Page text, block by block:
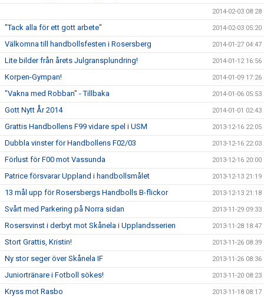
2014-02-03 08:28
"Tack alla för ett gott arbete" 2014-02-03 05:20
Välkomna till handbollsfesten i Rosersberg 2014-01-27 04:47
Lite bilder från årets Julgransplundring! 2014-01-12 16:56
Korpen-Gympan! 2014-01-09 17:26
"Vakna med Robban" - Tillbaka 2014-01-06 05:53
Gott Nytt År 2014 2014-01-01 02:43
Grattis Handbollens F99 vidare spel i USM 2013-12-16 22:05
Dubbla vinster för Handbollens F02/03 2013-12-16 22:03
Förlust för F00 mot Vassunda 2013-12-16 20:00
Patrice försvarar Uppland i handbollsmålet 2013-12-13 21:19
13 mål upp för Rosersbergs Handbolls B-flickor 2013-12-13 21:18
Svårt med Parkering på Norra sidan 2013-11-29 09:33
Rosersvinst i derbyt mot Skånela i Upplandsserien 2013-11-28 18:47
Stort Grattis, Kristin! 2013-11-26 08:39
Ny stor seger över Skånela IF 2013-11-26 08:36
Juniortränare i Fotboll sökes! 2013-11-20 08:23
Kryss mot Rasbo 2013-11-18 08:17